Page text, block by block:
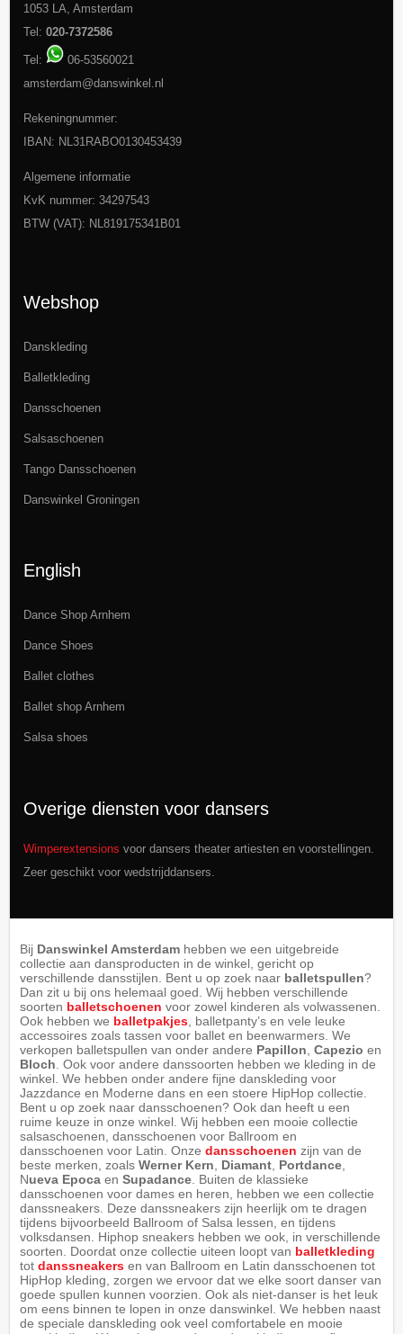
1053 LA, Amsterdam
Tel: 020-7372586
Tel:
06-53560021
amsterdam@danswinkel.nl
Rekeningnummer:
IBAN: NL31RABO0130453439
Algemene informatie
KvK nummer: 34297543
BTW (VAT): NL819175341B01
Webshop
Danskleding
Balletkleding
Dansschoenen
Salsaschoenen
Tango Dansschoenen
Danswinkel Groningen
English
Dance Shop Arnhem
Dance Shoes
Ballet clothes
Ballet shop Arnhem
Salsa shoes
Overige diensten voor dansers
Wimperextensions voor dansers theater artiesten en voorstellingen.
Zeer geschikt voor wedstrijddansers.
Bij Danswinkel Amsterdamhebben we een uitgebreide
collectie aan dansproducten in de winkel, gericht op
verschillende dansstijlen. Bent u op zoek naar balletspullen?
Dan zit u bij ons helemaal goed. Wij hebben verschillende
soorten balletschoenen voor zowel kinderen als volwassenen.
Ook hebben we balletpakjes, balletpanty’s en vele leuke
accessoires zoals tassen voor ballet en beenwarmers. We
verkopen balletspullen van onder andere Papillon Capezio en
Bloch . Ook voor andere danssoorten hebben we kleding in de
winkel. We hebben onder andere fijne danskleding voor
Jazzdance en Moderne dans en een stoere HipHop collectie.
Bent u op zoek naar dansschoenen? Ook dan heeft u een
ruime keuze in onze winkel. Wij hebben een mooie collectie
salsaschoenen, dansschoenen voor Ballroom en
dansschoenen voor Latin. Onze dansschoenen zijn van de
beste merken, zoals Werner Kern Diamant, Portdance,
Nueva Epocaen Supadance. Buiten de klassieke
dansschoenen voor dames en heren, hebben we een collectie
danssneakers. Deze danssneakers zijn heerlijk om te dragen
tijdens bijvoorbeeld Ballroom of Salsa lessen, en tijdens
volksdansen. Hiphop sneakers hebben we ook, in verschillende
soorten. Doordat onze collectie uiteen loopt van balletkleding
tot danssneakersen van Ballroom en Latin dansschoenen tot
HipHop kleding, zorgen we ervoor dat we elke soort danser van
goede spullen kunnen voorzien. Ook als niet-danser is het leuk
om eens binnen te lopen in onze danswinkel. We hebben naast
de speciale danskleding ook veel comfortabele en mooie